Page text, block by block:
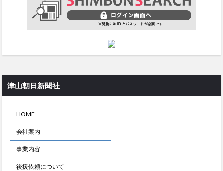
津山朝日新聞社
HOME
会社案内
事業内容
後援依頼について